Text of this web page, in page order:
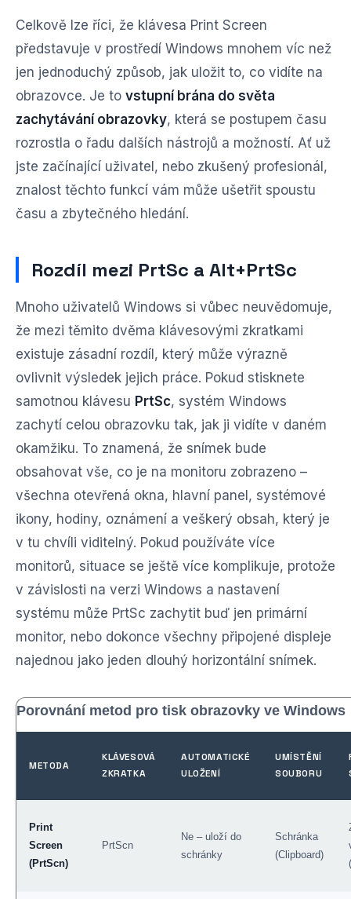
Celkově lze říci, že klávesa Print Screen
představuje v prostředí Windows mnohem víc než
jen jednoduchý způsob, jak uložit to, co vidíte na
obrazovce. Je to vstupní brána do světa
zachytávání obrazovky, která se postupem času
rozrostla o řadu dalších nástrojů a možností. Ať už
jste začínající uživatel, nebo zkušený profesionál,
znalost těchto funkcí vám může ušetřit spoustu
času a zbytečného hledání.
Rozdíl mezi PrtSc a Alt+PrtSc
Mnoho uživatelů Windows si vůbec neuvědomuje,
že mezi těmito dvěma klávesovými zkratkami
existuje zásadní rozdíl, který může výrazně
ovlivnit výsledek jejich práce. Pokud stisknete
samotnou klávesu PrtSc, systém Windows
zachytí celou obrazovku tak, jak ji vidíte v daném
okamžiku. To znamená, že snímek bude
obsahovat vše, co je na monitoru zobrazeno –
všechna otevřená okna, hlavní panel, systémové
ikony, hodiny, oznámení a veškerý obsah, který je
v tu chvíli viditelný. Pokud používáte více
monitorů, situace se ještě více komplikuje, protože
v závislosti na verzi Windows a nastavení
systému může PrtSc zachytit buď jen primární
monitor, nebo dokonce všechny připojené displeje
najednou jako jeden dlouhý horizontální snímek.
Porovnání metod pro tisk obrazovky ve Windows
METODA
KLÁVESOVÁ
ZKRATKA
AUTOMATICKÉ
ULOŽENÍ
UMÍSTĚNÍ
SOUBORU
Print
Screen
(PrtScn)
PrtScn
Ne – uloží do
schránky
Schránka
(Clipboard)